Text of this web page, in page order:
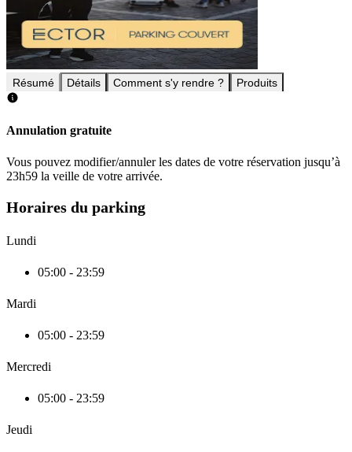
Résumé Détails Comment s'y rendre ? Produits
Annulation gratuite
Vous pouvez modifier/annuler les dates de votre réservation jusqu’à
23h59 la veille de votre arrivée.
Horaires du parking
Lundi
05:00 - 23:59
Mardi
05:00 - 23:59
Mercredi
05:00 - 23:59
Jeudi